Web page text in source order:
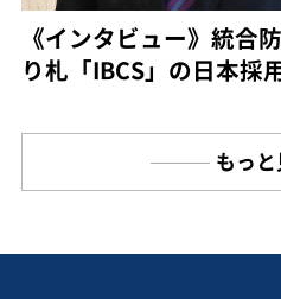
《インタビュー》統合
り札「IBCS」の日本採
もっと